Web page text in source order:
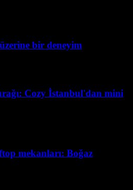
bir deneyim
Cozy İstanbul'dan mini
mekanları: Boğaz